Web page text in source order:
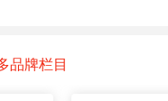
品牌栏目